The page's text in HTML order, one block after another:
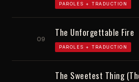
PAROLES + TRADUCTION
09
The Unforgettable Fire
PAROLES + TRADUCTION
The Sweetest Thing